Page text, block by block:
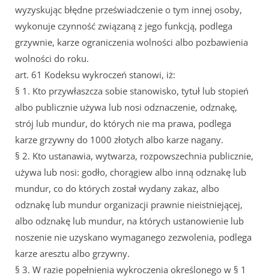
wyzyskując błędne przeświadczenie o tym innej osoby,
wykonuje czynność związaną z jego funkcją, podlega
grzywnie, karze ograniczenia wolności albo pozbawienia
wolności do roku.
art. 61 Kodeksu wykroczeń stanowi, iż:
§ 1. Kto przywłaszcza sobie stanowisko, tytuł lub stopień
albo publicznie używa lub nosi odznaczenie, odznakę,
strój lub mundur, do których nie ma prawa, podlega
karze grzywny do 1000 złotych albo karze nagany.
§ 2. Kto ustanawia, wytwarza, rozpowszechnia publicznie,
używa lub nosi: godło, chorągiew albo inną odznakę lub
mundur, co do których został wydany zakaz, albo
odznakę lub mundur organizacji prawnie nieistniejącej,
albo odznakę lub mundur, na których ustanowienie lub
noszenie nie uzyskano wymaganego zezwolenia, podlega
karze aresztu albo grzywny.
§ 3. W razie popełnienia wykroczenia określonego w § 1